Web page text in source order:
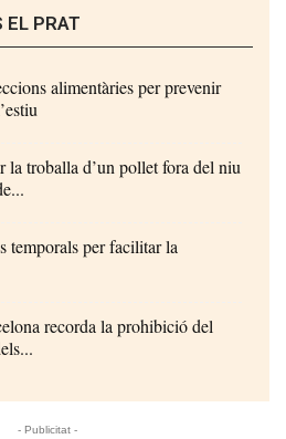
EL PRAT
alimentàries per prevenir
la troballa d’un pollet fora del niu
temporals per facilitar la
recorda la prohibició del
- Publicitat -